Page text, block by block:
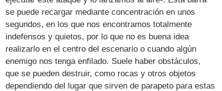
se puede recargar mediante concentración en unos
segundos, en los que nos encontramos totalmente
indefensos y quietos, por lo que no es buena idea
realizarlo en el centro del escenario o cuando algún
enemigo nos tenga enfilado. Suele haber obstáculos,
que se pueden destruir, como rocas y otros objetos
dependiendo del lugar que sirven de parapeto para estas